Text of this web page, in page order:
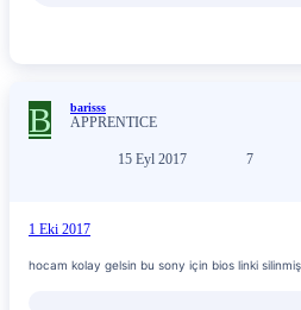
B barisss
APPRENTICE
15 Eyl 2017 7
1 Eki 2017
hocam kolay gelsin bu sony için bios linki